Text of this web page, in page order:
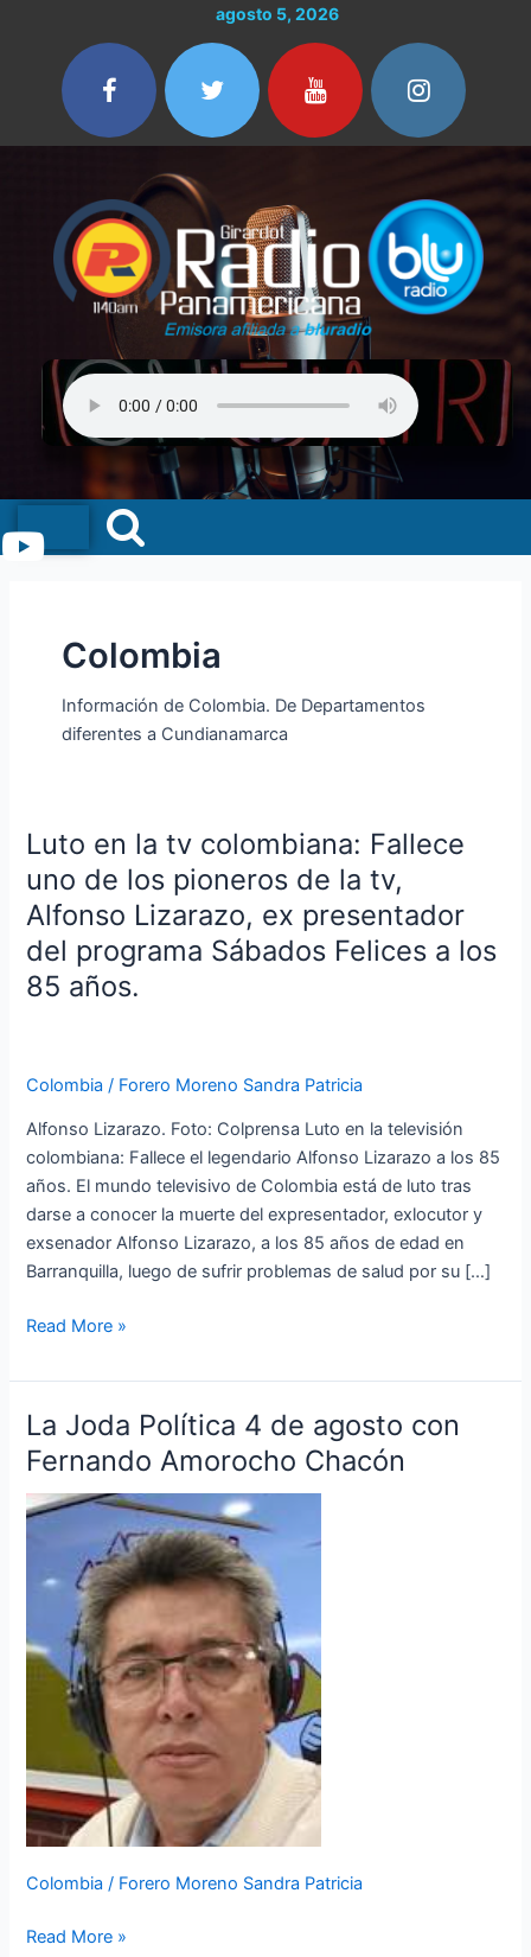
contenido
agosto 5, 2026
Menu
Colombia
Información de Colombia. De Departamentos
diferentes a Cundianamarca
Luto en la tv colombiana: Fallece
uno de los pioneros de la tv,
Alfonso Lizarazo, ex presentador
del programa Sábados Felices a los
85 años.
Colombia / Forero Moreno Sandra Patricia
Alfonso Lizarazo. Foto: Colprensa Luto en la televisión
colombiana: Fallece el legendario Alfonso Lizarazo a los 85
años. El mundo televisivo de Colombia está de luto tras
darse a conocer la muerte del expresentador, exlocutor y
exsenador Alfonso Lizarazo, a los 85 años de edad en
Barranquilla, luego de sufrir problemas de salud por su […]
Luto
la
tv
colombiana:
Fallece
pioneros
de
la
tv,
Alfonso
Lizarazo,
ex
del
Sábados
Felices
a
los
85
años.
Read More »
La Joda Política 4 de agosto con
Fernando Amorocho Chacón
Colombia / Forero Moreno Sandra Patricia
La
Joda
Política
4
agosto
con
Fernando
Amorocho
Chacón
Read More »